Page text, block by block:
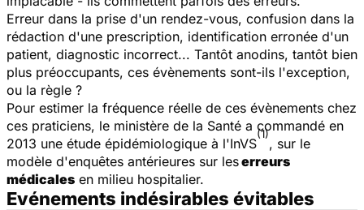
Erreur dans la prise d'un rendez-vous, confusion dans la
rédaction d'une prescription, identification erronée d'un
patient, diagnostic incorrect... Tantôt anodins, tantôt bien
plus préoccupants, ces évènements sont-ils l'exception,
ou la règle ?
Pour estimer la fréquence réelle de ces évènements chez
ces praticiens, le ministère de la Santé a commandé en
2013 une étude épidémiologique à l'InVS
(1)
, sur le
modèle d'enquêtes antérieures sur leserreurs
médicales en milieu hospitalier.
Evénements indésirables évitables